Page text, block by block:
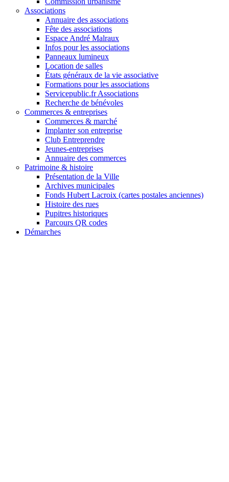
Associations
Annuaire des associations
Fête des associations
Espace André Malraux
Infos pour les associations
Panneaux lumineux
Location de salles
États généraux de la vie associative
Formations pour les associations
Servicepublic.fr Associations
Recherche de bénévoles
Commerces & entreprises
Commerces & marché
Implanter son entreprise
Club Entreprendre
Jeunes-entreprises
Annuaire des commerces
Patrimoine & histoire
Présentation de la Ville
Archives municipales
Fonds Hubert Lacroix (cartes postales anciennes)
Histoire des rues
Pupitres historiques
Parcours QR codes
Démarches